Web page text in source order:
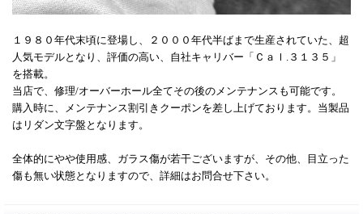
１９８０年代末頃に登場し、２０００年代半ばまで生産されていた、超
人気モデルとなり、評価の高い、自社キャリバー「Ｃａｌ.３１３５」
を搭載。
当店で、修理/オーバーホール全てその後のメンテナンスも可能です。
購入時に、メンテナンス割引きクーポンを差し上げております。当製品
はリダン文字盤となります。
全体的にやや使用感、ガラス傷が若干ございますが、その他、目立った
傷も無い状態となりますので、 詳細はお問合せ下さい。